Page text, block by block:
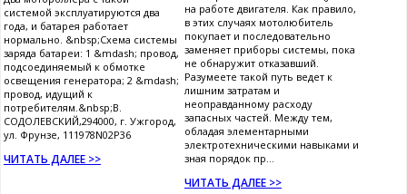
системой эксплуатируются два
года, и батарея работает
нормально. &nbsp;Схема системы
заряда батареи: 1 &mdash; провод,
подсоединяемый к обмотке
освещения генератора; 2 &mdash;
провод, идущий к
потребителям.&nbsp;В.
СОДОЛЕВСКИЙ,294000, г. Ужгород,
ул. Фрунзе, 111978N02P36
ЧИТАТЬ ДАЛЕЕ >>
на работе двигателя. Как правило,
в этих случаях мотолюбитель
покупает и последовательно
заменяет приборы системы, пока
не обнаружит отказавший.
Разумеете такой путь ведет к
лишним затратам и
неоправданному расходу
запасных частей. Между тем,
обладая элементарными
электротехническими навыками и
зная порядок пр...
ЧИТАТЬ ДАЛЕЕ >>